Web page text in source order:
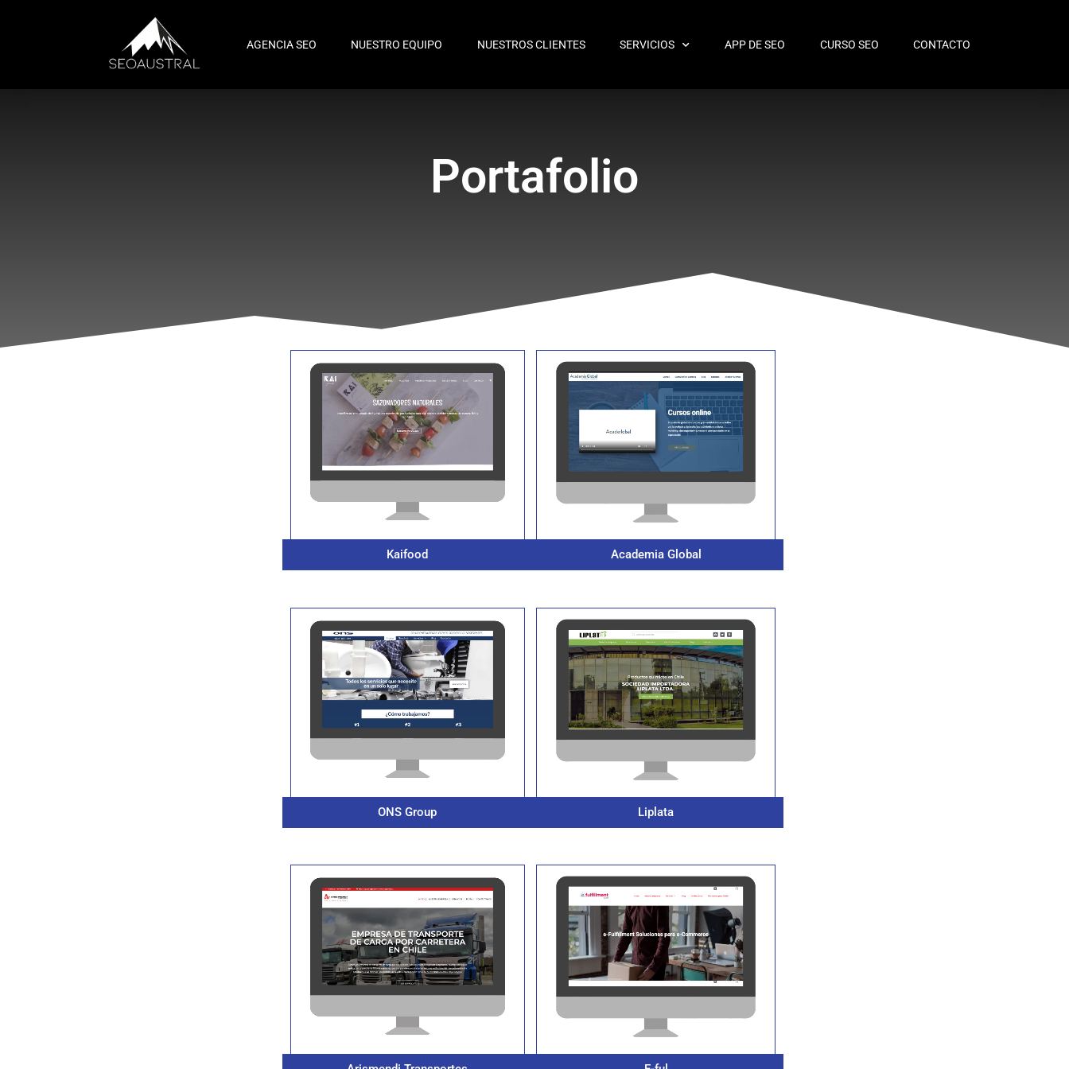
AGENCIA SEO NUESTRO EQUIPO NUESTROS CLIENTES SERVICIOS APP DE SEO CURSO SEO CONTACTO
Portafolio
Kaifood Academia Global
ONS Group Liplata